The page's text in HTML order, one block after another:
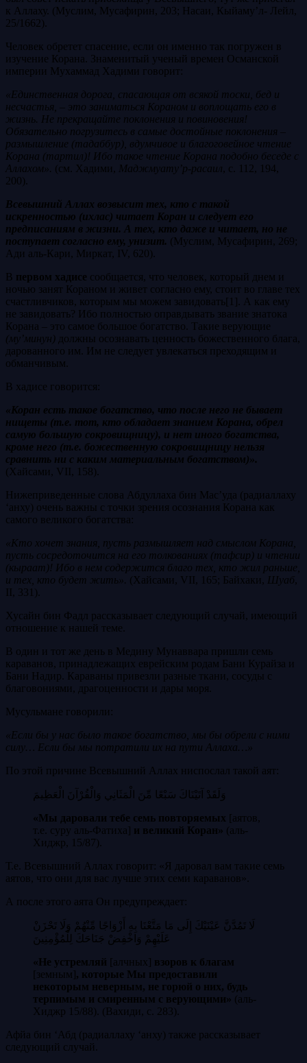
к Аллаху. (Муслим, Мусафирин, 203; Насаи, Кыйаму’л- Лейл,
25/1662).
Человек обретет спасение, если он именно так погружен в
изучение Корана. Знаменитый ученый времен Османской
империи Мухаммад Хадими говорит:
«Единственная дорога, спасающая от всякой тоски, бед и
несчастья, – это заниматься Кораном и воплощать его в
жизнь. Не прекращайте поклонения и повиновения!
Обязательно погрузитесь в самые достойные поклонения –
размышление (тадаббур), вдумчивое и благоговейное чтение
Корана (тартил)! Ибо такое чтение Корана подобно беседе с
Аллахом». (см. Хадими, Маджмуату’р-расаил, с. 112, 194,
200).
Всевышний Аллах возвысит тех, кто с такой
искренностью (ихлас) читает Коран и следует его
предписаниям в жизни. А тех, кто даже и читает, но не
поступает согласно ему, унизит. (Муслим, Мусафирин, 269;
Ади аль-Кари, Миркат, IV, 620).
В первом хадисе сообщается, что человек, который днем и
ночью занят Кораном и живет согласно ему, стоит во главе тех
счастливчиков, которым мы можем завидовать[1]. А как ему
не завидовать? Ибо полностью оправдывать звание знатока
Корана – это самое большое богатство. Такие верующие
(му’минун) должны осознавать ценность божественного блага,
дарованного им. Им не следует увлекаться преходящим и
обманчивым.
В хадисе говорится:
«Коран есть такое богатство, что после него не бывает
нищеты (т.е. тот, кто обладает знанием Корана, обрел
самую большую сокровищницу), и нет иного богатства,
кроме него (т.е. божественную сокровищницу нельзя
сравнить ни с каким материальным богатством)».
(Хайсами, VII, 158).
Нижеприведенные слова Абдуллаха бин Мас’уда (радиаллаху
‘анху) очень важны с точки зрения осознания Корана как
самого великого богатства:
«Кто хочет знания, пусть размышляет над смыслом Корана,
пусть сосредоточится на его толкованиях (тафсир) и чтении
(кыраат)! Ибо в нем содержится благо тех, кто жил раньше,
и тех, кто будет жить». (Хайсами, VII, 165; Байхаки, Шуаб,
II, 331).
Хусайн бин Фадл рассказывает следующий случай, имеющий
отношение к нашей теме.
В один и тот же день в Медину Мунаввара пришли семь
караванов, принадлежащих еврейским родам Бани Курайза и
Бани Надир. Караваны привезли разные ткани, сосуды с
благовониями, драгоценности и дары моря.
Мусульмане говорили:
«Если бы у нас было такое богатство, мы бы обрели с ними
силу… Если бы мы потратили их на пути Аллаха…»
По этой причине Всевышний Аллах ниспослал такой аят:
وَلَقَدْ آتَيْنَاكَ سَبْعًا مِّنَ الْمَثَانِي وَالْقُرْآنَ الْعَظِيمَ
«Мы даровали тебе семь повторяемых [аятов,
т.е. суру аль-Фатиха] и великий Коран» (аль-
Хиджр, 15/87).
Т.е. Всевышний Аллах говорит: «Я даровал вам такие семь
аятов, что они для вас лучше этих семи караванов».
А после этого аята Он предупреждает:
لَا تَمُدَّنَّ عَيْنَيْكَ إِلَى مَا مَتَّعْنَا بِهِ أَزْوَاجًا مِّنْهُمْ وَلَا تَحْزَنْ
عَلَيْهِمْ وَاخْفِضْ جَنَاحَكَ لِلْمُؤْمِنِينَ
«Не устремляй [алчных] взоров к благам
[земным], которые Мы предоставили
некоторым неверным, не горюй о них, будь
терпимым и смиренным с верующими» (аль-
Хиджр 15/88). (Вахиди, с. 283).
Афйа бин ‘Абд (радиаллаху ‘анху) также рассказывает
следующий случай.